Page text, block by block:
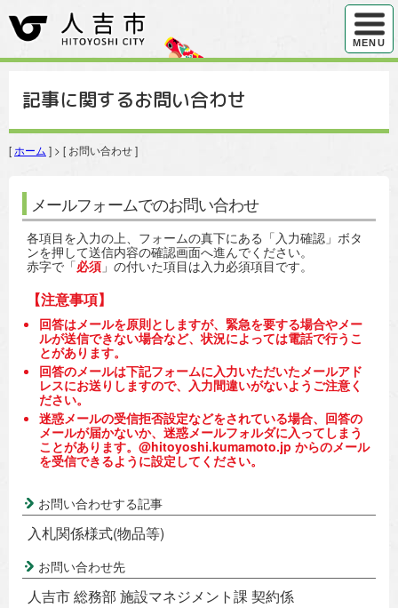
ハンバ
MENU
記事に関するお問い合わせ
[ ホーム ] > [ お問い合わせ ]
メールフォームでのお問い合わせ
各項目を入力の上、フォームの真下にある「入力確認」ボタ
ンを押して送信内容の確認画面へ進んでください。
赤字で「必須 」の付いた項目は入力必須項目です。
【注意事項】
回答はメールを原則としますが、緊急を要する場合やメー
ルが送信できない場合など、状況によっては電話で行うこ
とがあります。
回答のメールは下記フォームに入力いただいたメールアド
レスにお送りしますので、入力間違いがないようご注意く
ださい。
迷惑メールの受信拒否設定などをされている場合、回答の
メールが届かないか、迷惑メールフォルダに入ってしまう
ことがあります。@hitoyoshi.kumamoto.jp からのメール
を受信できるように設定してください。
お問い合わせする記事
入札関係様式(物品等)
お問い合わせ先
人吉市 総務部 施設マネジメント課 契約係